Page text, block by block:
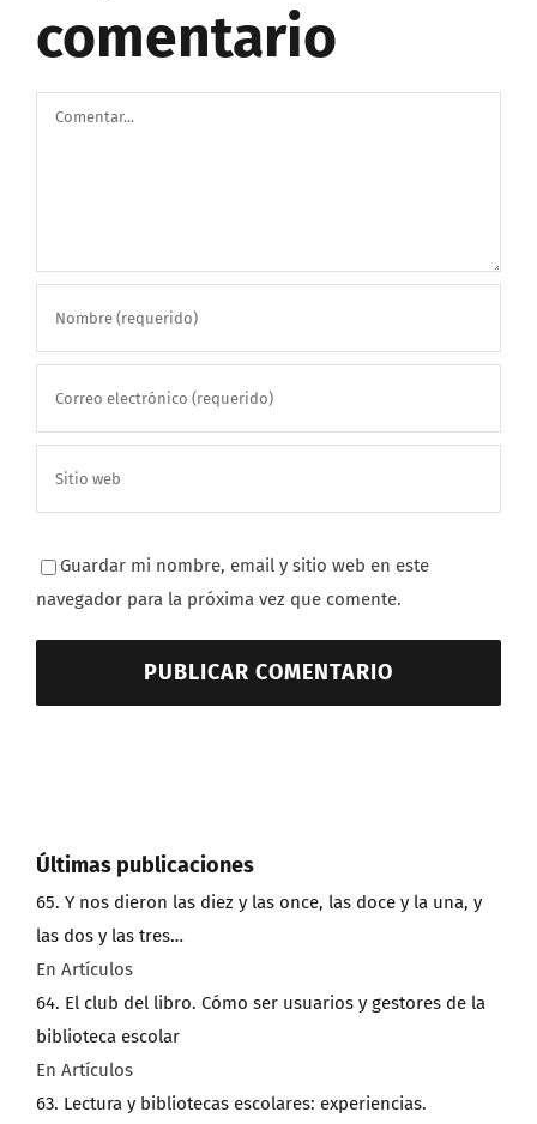
comentario
Comentar
Guardar mi nombre, email y sitio web en este
navegador para la próxima vez que comente.
Últimas publicaciones
65. Y nos dieron las diez y las once, las doce y la una, y
las dos y las tres…
En Artículos
64. El club del libro. Cómo ser usuarios y gestores de la
biblioteca escolar
En Artículos
63. Lectura y bibliotecas escolares: experiencias.